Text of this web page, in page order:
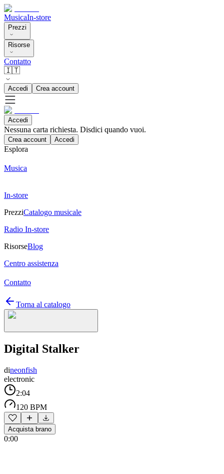
MusicaIn-store
Prezzi
Risorse
Contatto
🇮🇹
Accedi Crea account
Accedi
Nessuna carta richiesta. Disdici quando vuoi.
Crea account Accedi
Esplora
Musica
In-store
PrezziCatalogo musicale
Radio In-store
RisorseBlog
Centro assistenza
Contatto
Torna al catalogo
Digital Stalker
dineonfish
electronic
2:04
120 BPM
Acquista brano
0:00